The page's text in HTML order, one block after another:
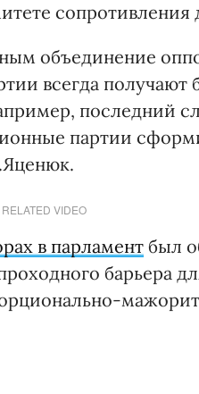
сопротивления
объединение
всегда получают
последний
партии
RELATED VIDEO
в парламентбыл
барьера